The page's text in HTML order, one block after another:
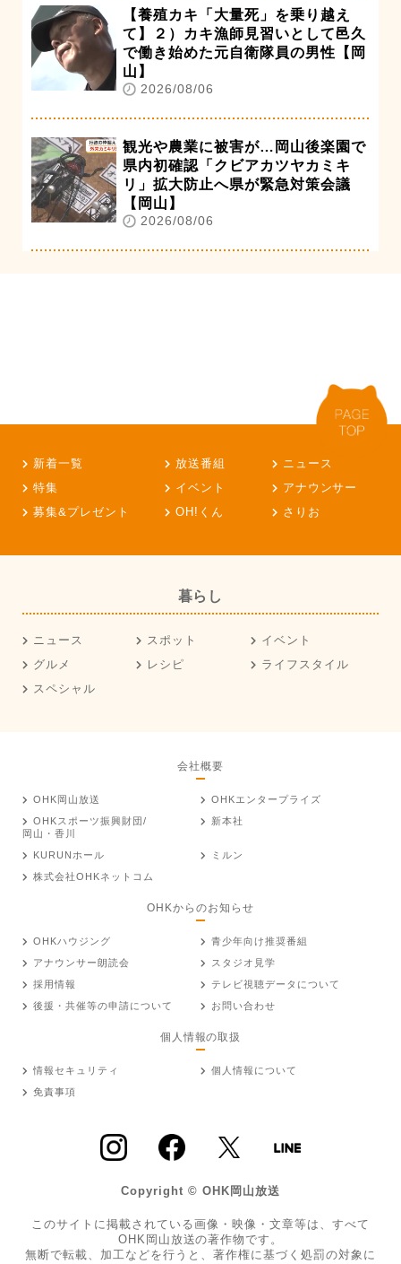
【養殖カキ「大量死」を乗り越え
て】２）カキ漁師見習いとして邑久
で働き始めた元自衛隊員の男性【岡
山】
2026/08/06
観光や農業に被害が…岡山後楽園で
県内初確認「クビアカツヤカミキ
リ」拡大防止へ県が緊急対策会議
【岡山】
2026/08/06
新着一覧 放送番組
ニュース
特集
イベント
アナウンサー
募集&プレゼント
OH!くん さりお
暮らし
ニュース スポット
イベント
グルメ
レシピ
ライフスタイル
スペシャル
会社概要
OHK岡山放送
OHKエンタープライズ
OHKスポーツ振興財団/
岡山・香川
新本社
KURUNホール
ミルン
株式会社OHKネットコム
OHKからのお知らせ
OHKハウジング
青少年向け推奨番組
アナウンサー朗読会
スタジオ見学
採用情報
テレビ視聴データについて
後援・共催等の申請について
お問い合わせ
個人情報の取扱
情報セキュリティ
個人情報について
免責事項
Copyright © OHK岡山放送
このサイトに掲載されている画像・映像・文章等は、すべて
OHK岡山放送の著作物です。
無断で転載、加工などを行うと、著作権に基づく処罰の対象に